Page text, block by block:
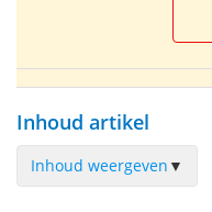
Inhoud artikel
Inhoud weergeven ▼